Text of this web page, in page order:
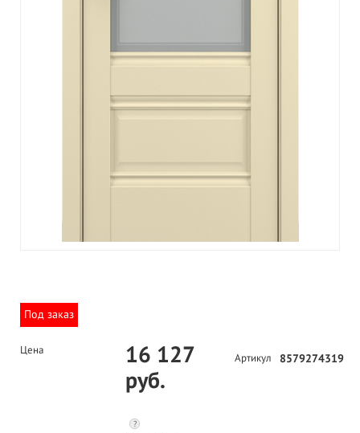
Под заказ
Цена
16 127
руб.
?
Артикул 8579274319